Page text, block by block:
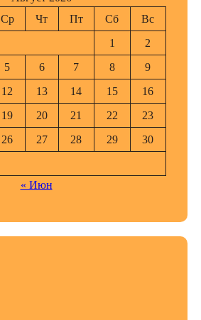
Ср Чт Пт Сб
Вс
1
2
5 6 7 8
9
12 13 14 15
16
19 20 21 22
23
26 27 28 29
30
« Июн